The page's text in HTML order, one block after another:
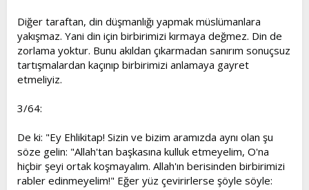
İBRÂHÎM-4: Ve mâ erselnâ min resûlin illâ bi lisâni kavmihî li
yubeyyine lehum, fe yudillullâhu men yeşâu ve yehdî men
yeşâ’(yeşâu), ve huvel azîzul hakîm(hakîmu).
Hiçbir resûlümüz yoktur ki; Biz, onu kendi kavminin lisanıyla
(açıklasın) diye. Öyleyse Allah, dilediğini (Allah’a ulaşmayı
MU'MİNUN-44: Summe erselnâ rusulenâ tetrâ, kullemâ câe
ummeten resûluhâ kezzebûhu fe etbâ’nâ ba’dahum ba’dan
Diğer taraftan, din düşmanlığı yapmak müslümanlara
yakışmaz. Yani din için birbirimizi kırmaya değmez. Din de
zorlama yoktur. Bunu akıldan çıkarmadan sanırım sonuçsuz
tartışmalardan kaçınıp birbirimizi anlamaya gayret
etmeliyiz.
3/64:
De ki: "Ey Ehlikitap! Sizin ve bizim aramızda aynı olan şu
söze gelin: "Allah'tan başkasına kulluk etmeyelim, O'na
hiçbir şeyi ortak koşmayalım. Allah'ın berisinden birbirimizi
rabler edinmeyelim!" Eğer yüz çevirirlerse şöyle söyle: